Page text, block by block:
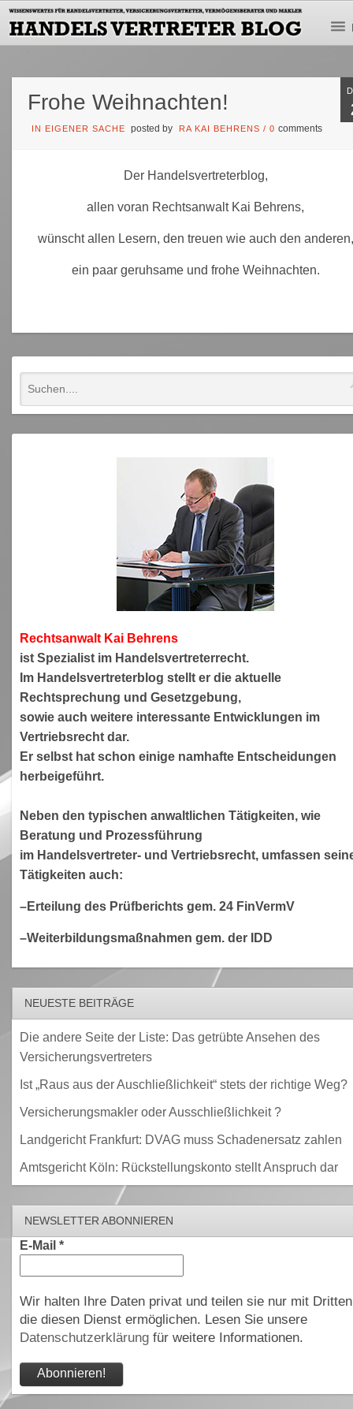
Frohe Weihnachten!
IN EIGENER SACHE posted by RA KAI BEHRENS /0comments
Der Handelsvertreterblog,
allen voran Rechtsanwalt Kai Behrens,
wünscht allen Lesern, den treuen wie auch den anderen,
ein paar geruhsame und frohe Weihnachten.
Rechtsanwalt Kai Behrens
ist Spezialist im Handelsvertreterrecht.
Im Handelsvertreterblog stellt er die aktuelle
Rechtsprechung und Gesetzgebung,
sowie auch weitere interessante Entwicklungen im
Vertriebsrecht dar.
Er selbst hat schon einige namhafte Entscheidungen
herbeigeführt.
Neben den typischen anwaltlichen Tätigkeiten, wie
Beratung und Prozessführung
im Handelsvertreter- und Vertriebsrecht, umfassen
Tätigkeiten auch:
–Erteilung des Prüfberichts gem. 24 FinVermV
–Weiterbildungsmaßnahmen gem. der IDD
NEUESTE BEITRÄGE
Die andere Seite der Liste: Das getrübte Ansehen des
Versicherungsvertreters
Ist „Raus aus der Auschließlichkeit“ stets der richtige Weg?
Versicherungsmakler oder Ausschließlichkeit ?
Landgericht Frankfurt: DVAG muss Schadenersatz zahlen
Amtsgericht Köln: Rückstellungskonto stellt Anspruch dar
NEWSLETTER ABONNIEREN
E-Mail *
Wir halten Ihre Daten privat und teilen sie nur mit
die diesen Dienst ermöglichen. Lesen Sie unsere
Datenschutzerklärungfür weitere Informationen.